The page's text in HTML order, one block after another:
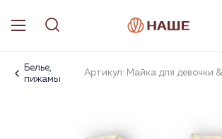
Белье,
пижамы
Артикул: Майка для